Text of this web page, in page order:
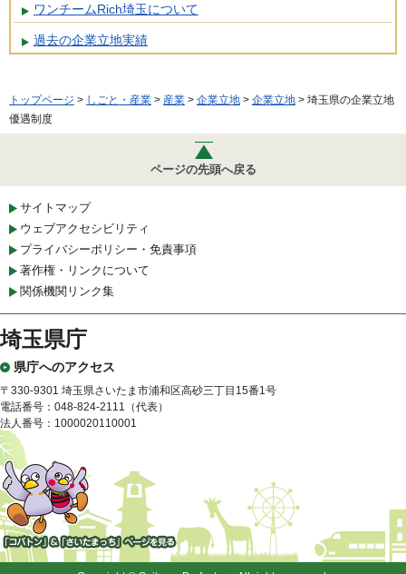
ワンチームRich埼玉について
過去の企業立地実績
トップページ > しごと・産業 > 産業 > 企業立地 > 企業立地 > 埼玉県の企業立地
優遇制度
ページの先頭へ戻る
サイトマップ
ウェブアクセシビリティ
プライバシーポリシー・免責事項
著作権・リンクについて
関係機関リンク集
埼玉県庁
県庁へのアクセス
〒330-9301 埼玉県さいたま市浦和区高砂三丁目15番1号
電話番号：048-824-2111（代表）
法人番号：1000020110001
「コバトン」&「さいたまっ